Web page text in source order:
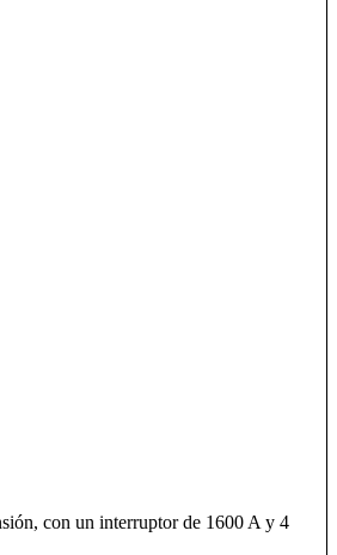
con un interruptor de 1600 A y 4